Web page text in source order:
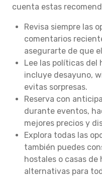
cuenta estas
Revisa siempre las
comentarios
asegurarte de que
Lee las políticas del
incluye desayuno,
evitas sorpresas.
Reserva con
durante eventos,
mejores precios y
Explora todas las
también puedes
hostales o casas de
alternativas para